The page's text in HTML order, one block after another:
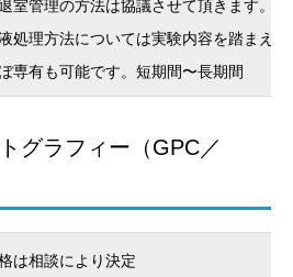
室管理の方法は協議させて頂きます。
液処理方法については実験内容を踏まえ
ぼ専有も可能です。短期間〜長期間
グラフィー（GPC／
は相談により決定